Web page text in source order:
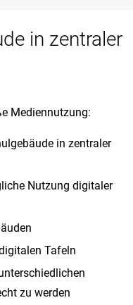
in zentraler
Mediennutzung:
in zentraler
Nutzung digitaler
Tafeln
zu werden